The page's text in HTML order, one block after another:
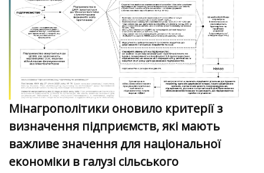
Мінагрополітики оновило критерії з
визначення підприємств, які мають
важливе значення для національної
економіки в галузі сільського